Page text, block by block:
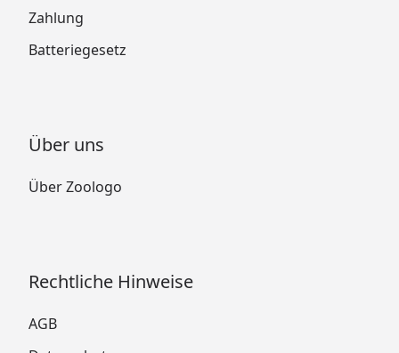
Zahlung
Batteriegesetz
Über uns
Über Zoologo
Rechtliche Hinweise
AGB